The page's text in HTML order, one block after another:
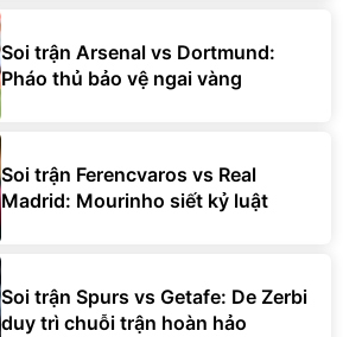
Soi trận Arsenal vs Dortmund:
Pháo thủ bảo vệ ngai vàng
Soi trận Ferencvaros vs Real
Madrid: Mourinho siết kỷ luật
Soi trận Spurs vs Getafe: De Zerbi
duy trì chuỗi trận hoàn hảo